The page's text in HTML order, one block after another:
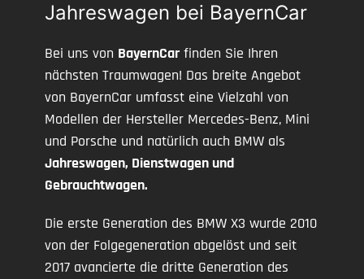
Jahreswagen bei BayernCar
Bei uns von BayernCar finden Sie Ihren
nächsten Traumwagen! Das breite Angebot
von BayernCar umfasst eine Vielzahl von
Modellen der Hersteller Mercedes-Benz, Mini
und Porsche und natürlich auch BMW als
Jahreswagen, Dienstwagen und
Gebrauchtwagen.
Die erste Generation des BMW X3 wurde 2010
von der Folgegeneration abgelöst und seit
2017 avancierte die dritte Generation des